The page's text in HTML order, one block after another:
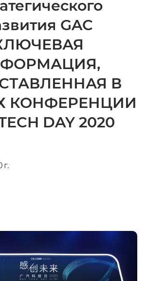
GAC
В
КОНФЕРЕНЦИИ
DAY 2020
г.